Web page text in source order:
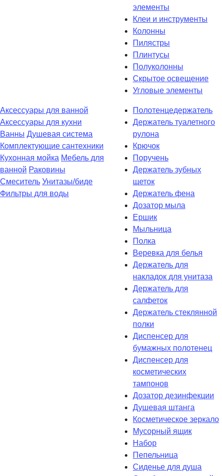
элементы
Клеи и инструменты
Колонны
Пилястры
Плинтусы
Полуколонны
Скрытое освещение
Угловые элементы
Аксессуары для ванной
Аксессуары для кухни
Ванны Душевая система
Комплектующие сантехники
Кухонная мойка Мебель для
ванной Раковины
Смеситель Унитазы/биде
Фильтры для воды
Полотенцедержатель
Держатель туалетного
рулона
Крючок
Поручень
Держатель зубных
щеток
Держатель фена
Дозатор мыла
Eршик
Мыльница
Полка
Веревка для белья
Держатель для
накладок для унитаза
Держатель для
салфеток
Держатель стеклянной
полки
Диспенсер для
бумажных полотенец
Диспенсер для
косметических
тампонов
Дозатор дезинфекции
Душевая штанга
Косметическое зеркало
Мусорный ящик
Набор
Пепельница
Сиденье для душа